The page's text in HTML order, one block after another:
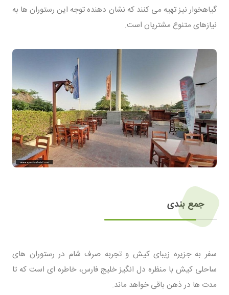
گیاهخوار نیز تهیه می کنند که نشان دهنده توجه این رستوران ها به
نیازهای متنوع مشتریان است.
جمع بندی
سفر به جزیره زیبای کیش و تجربه صرف شام در رستوران های
ساحلی کیش با منظره دل انگیز خلیج فارس، خاطره ای است که تا
مدت ها در ذهن باقی خواهد ماند.